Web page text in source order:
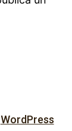
WordPress